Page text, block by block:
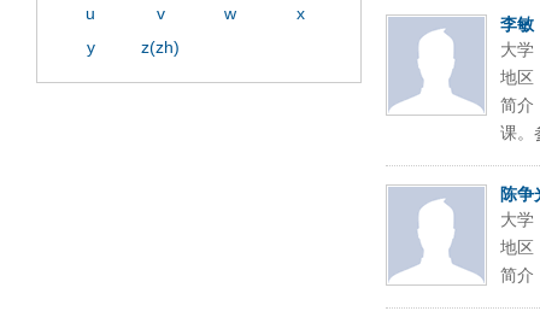
李敏
大学
地区
简介
课。
陈争
大学
地区
简介
u
v w
x
y
z(zh)